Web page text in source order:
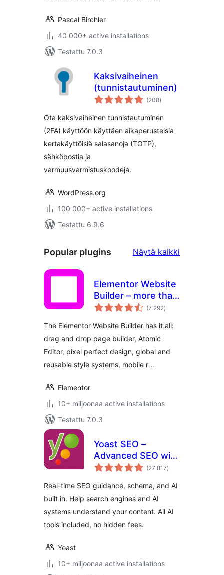
Pascal Birchler
40 000+ active installations
Testattu 7.0.3
Kaksivaiheinen
(tunnistautuminen)
(208arvosanat
yhteensä
)
Ota kaksivaiheinen tunnistautuminen
(2FA) käyttöön käyttäen aikaperusteisia
kertakäyttöisiä salasanoja (TOTP),
sähköpostia ja
varmuusvarmistuskoodeja.
WordPress.org
100 000+ active installations
Testattu 6.9.6
Popular plugins Näytä kaikki
Elementor Website
Builder – more than
just a page builder
(7 292arvosanat
yhteensä
)
The Elementor Website Builder has it all:
drag and drop page builder, Atomic
Editor, pixel perfect design, global and
reusable style systems, mobile r …
Elementor
10+ miljoonaa active installations
Testattu 7.0.3
Yoast SEO –
Advanced SEO with
real-time guidance
(27 817arvosanat
yhteensä
)
Real-time SEO guidance, schema, and AI
built in. Help search engines and AI
systems understand your content. All AI
tools included, no hidden fees.
Yoast
10+ miljoonaa active installations